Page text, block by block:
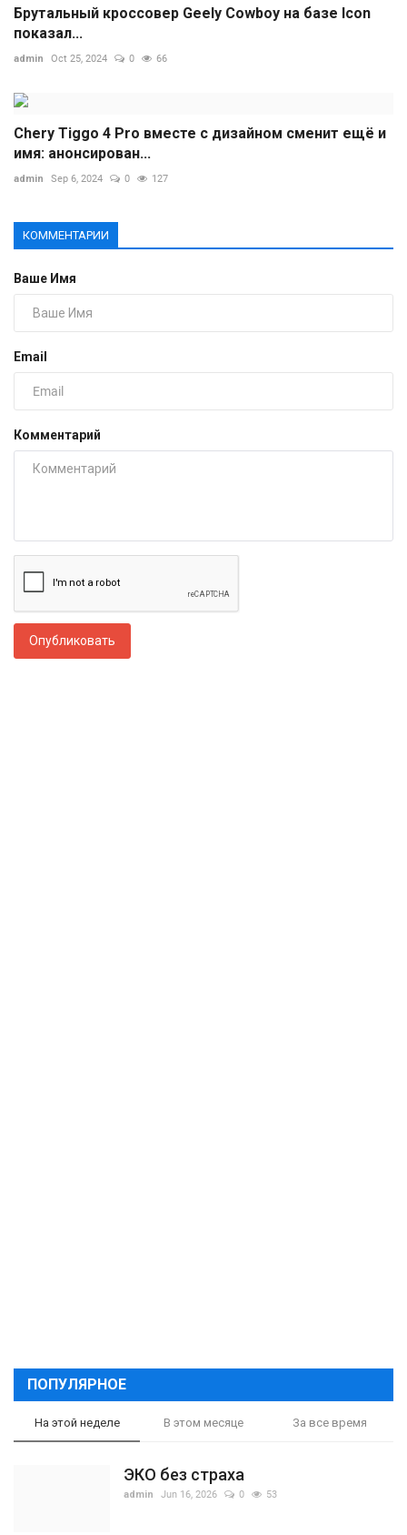
Брутальный кроссовер Geely Cowboy на базе Icon
показал...
admin Oct 25, 2024 0 66
Chery Tiggo 4 Pro вместе с дизайном сменит ещё и
имя: анонсирован...
admin Sep 6, 2024 0 127
КОММЕНТАРИИ
Ваше Имя
Email
Комментарий
Опубликовать
ПОПУЛЯРНОЕ
На этой неделе В этом месяце За все время
ЭКО без страха
admin Jun 16, 2026 0 53